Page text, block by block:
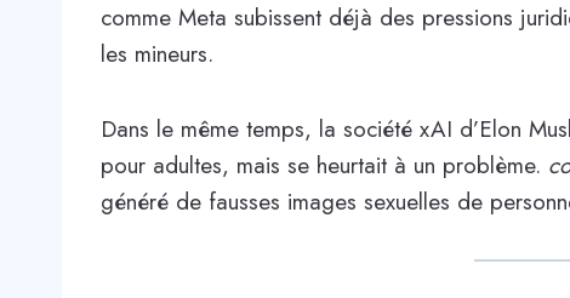
comme Meta subissent déjà des pressions
les mineurs.
Dans le même temps, la société xAI d’Elon
pour adultes, mais se heurtait à un problème.
généré de fausses images sexuelles de